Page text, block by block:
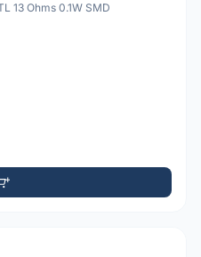
13 Ohms 0.1W SMD